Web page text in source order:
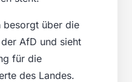
besorgt über die
AfD und sieht
für die
des Landes.